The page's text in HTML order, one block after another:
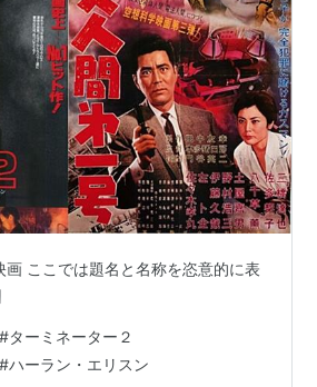
画 ここでは題名と名称を恣意的に表
#ターミネーター２
#ハーラン・エリスン